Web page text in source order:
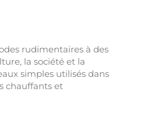
rudimentaires à des
la société et la
simples utilisés dans
chauffants et